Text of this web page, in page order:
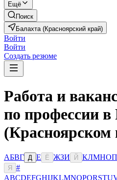
Ещё
Поиск
Балахта (Красноярский край)
Войти
Войти
Создать резюме
Работа и
по профессии в
(Красноярском
АБВГ Д Е Ё ЖЗИ Й КЛМНОП
Я
#
ABCDEFGHIJKLMNOPQRSTU